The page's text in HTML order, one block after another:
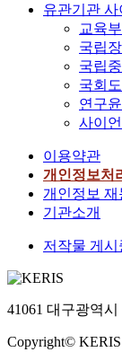
유관기관 사
교육
국립
국립
국회
연구
사이
이용약관
개인정보처
개인정보 재
기관소개
저작물 게시
41061 대구광역
Copyright©